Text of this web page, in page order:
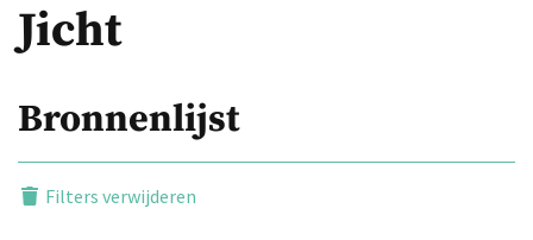
Jicht
Bronnenlijst
Filters verwijderen